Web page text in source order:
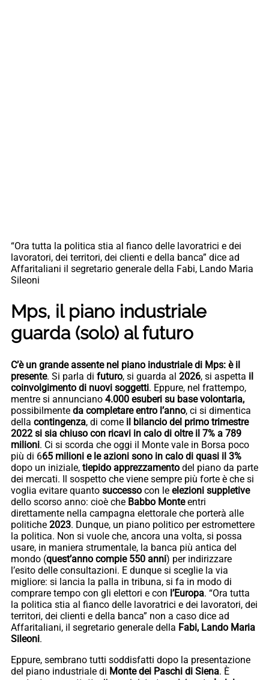
“Ora tutta la politica stia al fianco delle lavoratrici e dei
lavoratori, dei territori, dei clienti e della banca” dice ad
Affaritaliani il segretario generale della Fabi, Lando Maria
Sileoni
Mps, il piano industriale
guarda (solo) al futuro
C’è un grande assente nel piano industriale di Mps: è il
presente. Si parla di futuro, si guarda al 2026, si aspetta il
coinvolgimento di nuovi soggetti. Eppure, nel frattempo,
mentre si annunciano 4.000 esuberi su base volontaria,
possibilmente da completare entro l’anno, ci si dimentica
della contingenza, di come il bilancio del primo trimestre
2022 si sia chiuso con ricavi in calo di oltre il 7% a 789
milioni. Ci si scorda che oggi il Monte vale in Borsa poco
più di 665 milioni e le azioni sono in calo di quasi il 3%
dopo un iniziale, tiepido apprezzamento del piano da parte
dei mercati. Il sospetto che viene sempre più forte è che si
voglia evitare quanto successo con le elezioni suppletive
dello scorso anno: cioè che Babbo Monteentri
direttamente nella campagna elettorale che porterà alle
politiche 2023. Dunque, un piano politico per estromettere
la politica. Non si vuole che, ancora una volta, si possa
usare, in maniera strumentale, la banca più antica del
mondo (quest’anno compie 550 anni) per indirizzare
l’esito delle consultazioni. E dunque si sceglie la via
migliore: si lancia la palla in tribuna, si fa in modo di
comprare tempo con gli elettori e con l’Europa. “Ora tutta
la politica stia al fianco delle lavoratrici e dei lavoratori, dei
territori, dei clienti e della banca” non a caso dice ad
Affaritaliani, il segretario generale della Fabi, Lando Maria
Sileoni.
Eppure, sembrano tutti soddisfatti dopo la presentazione
del piano industriale di Monte dei Paschi di Siena. È